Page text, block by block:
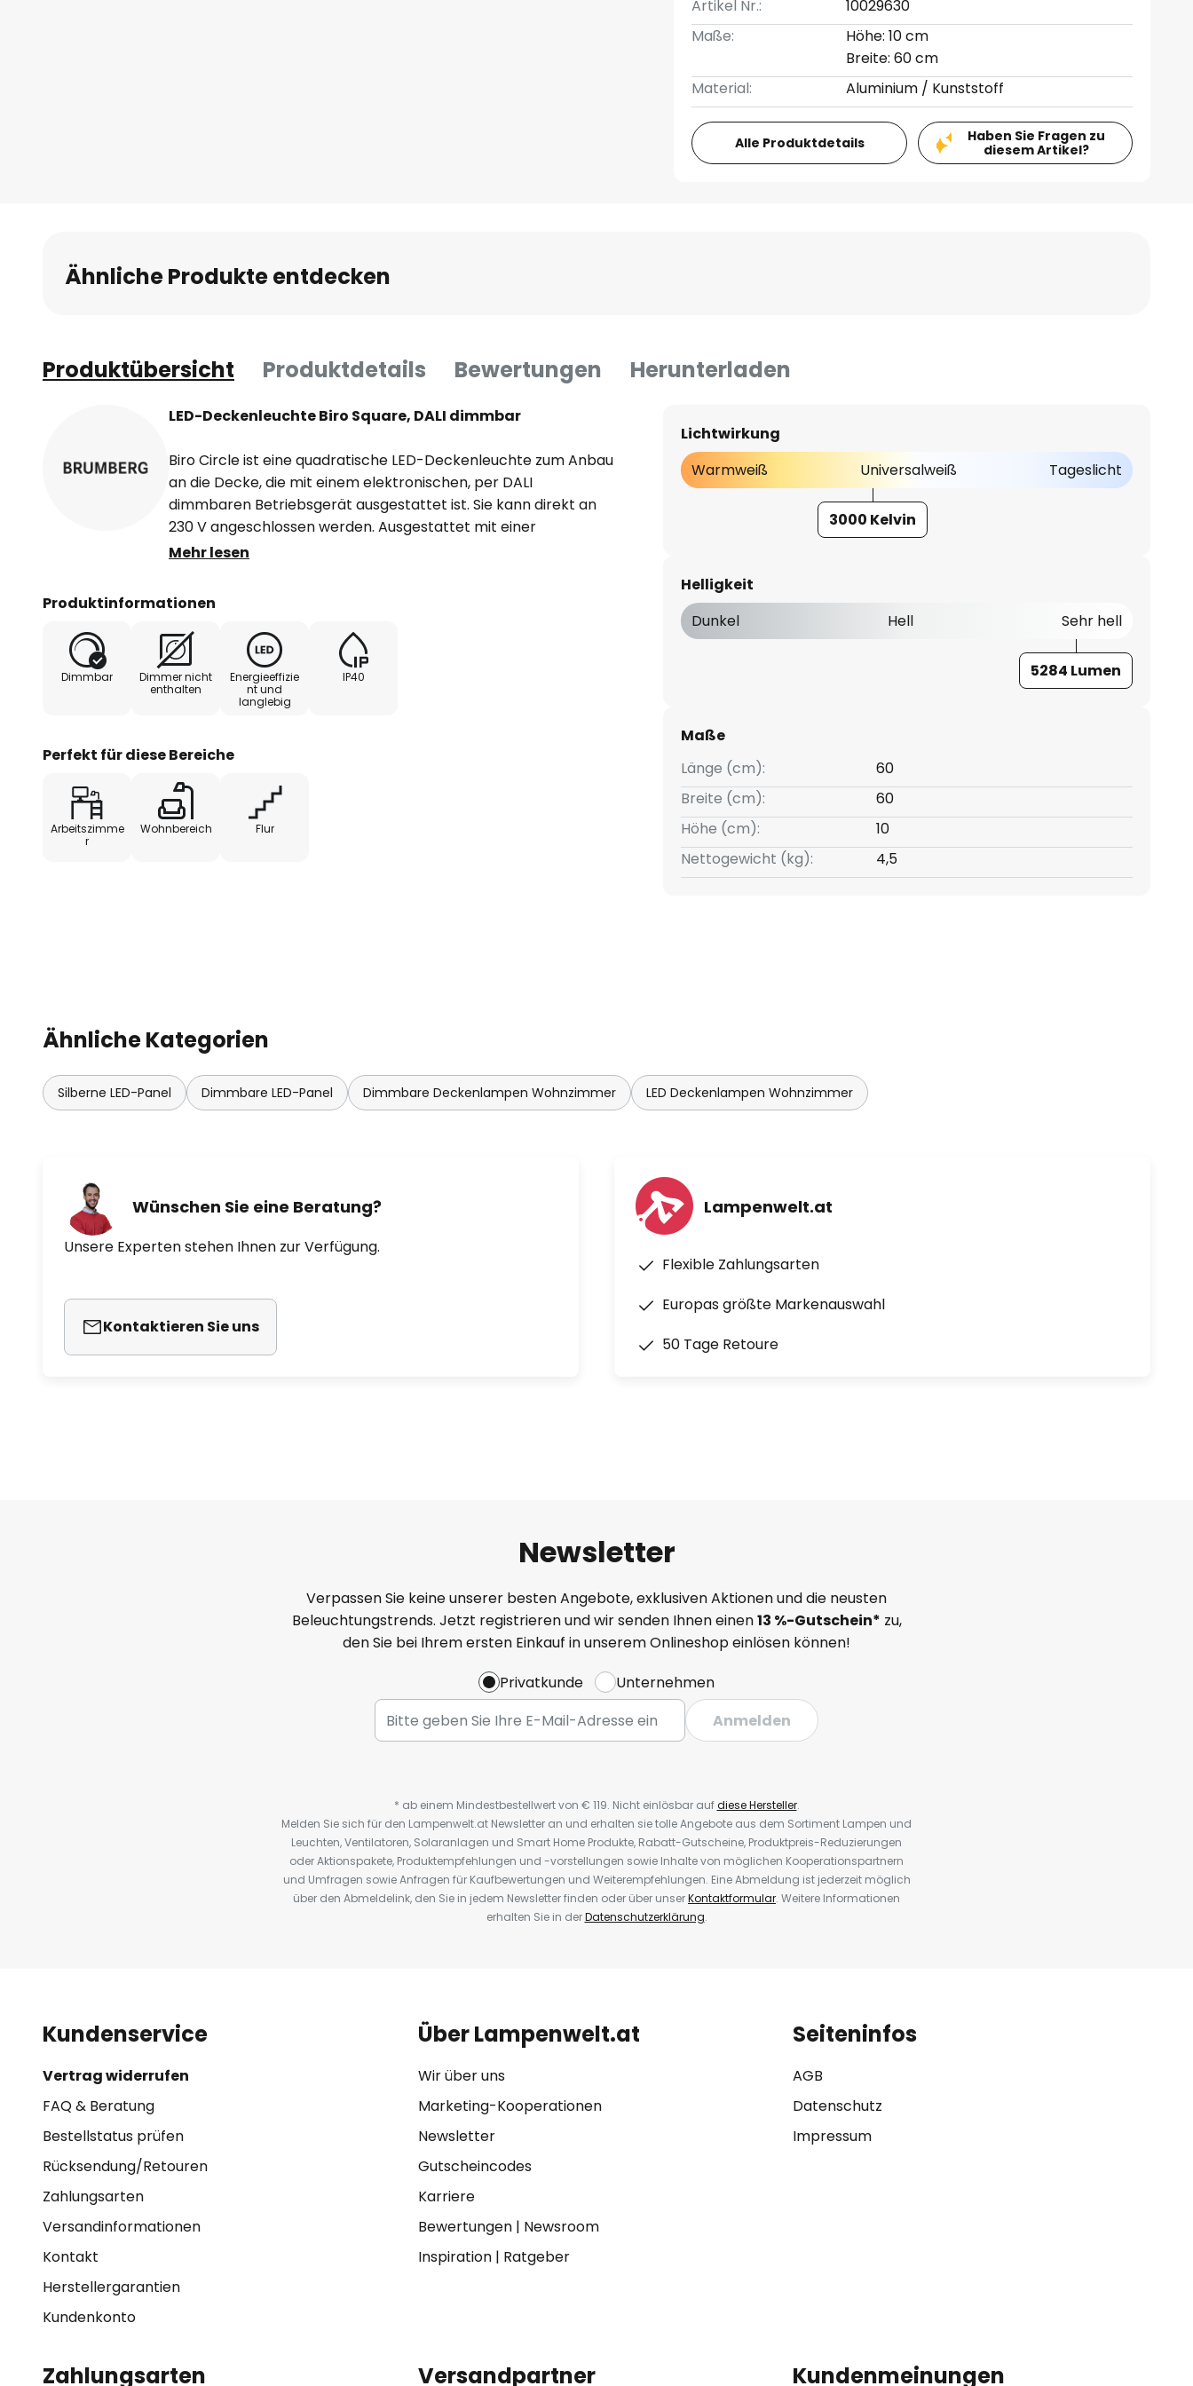
Artikel Nr.:
10029630
Maße:
Höhe: 10 cm
Breite: 60 cm
Material:
Aluminium / Kunststoff
Alle Produktdetails
Haben Sie Fragen zu
diesem Artikel?
Ähnliche Produkte entdecken
Produktübersicht Produktdetails Bewertungen Herunterladen
LED-Deckenleuchte Biro Square, DALI dimmbar
Biro Circle ist eine quadratische LED-Deckenleuchte zum Anbau
an die Decke, die mit einem elektronischen, per DALI
dimmbaren Betriebsgerät ausgestattet ist. Sie kann direkt an
230 V angeschlossen werden. Ausgestattet mit einer
opalweißen Abdeckung aus Kunststoff und mit
Lichtstärkeverteilung wird eine hohe Lichtausbeute und eine
Square eignet sich perfekt zur Beleuchtung von Büros, Fluren,
Konferenzräumen und vielen weiteren Bereichen.
- allgemeiner Farbwiedergabeindex CRI > 80
- Gehäusewerkstoff: Aluminium / Stahl / Kunststoff
- zulässige Umgebungstemperatur (ta): -20 °C - +25 °C
- mit elektronischem Betriebsgerät, DALI dimmbar
Mehr lesen
Produktinformationen
Dimmbar
Dimmer nicht
enthalten
Energieeffizie
nt und
langlebig
IP40
Perfekt für diese Bereiche
Arbeitszimme
r
Wohnbereich Flur
Lichtwirkung
Warmweiß
Universalweiß Tageslicht
3000 Kelvin
Helligkeit
Dunkel
Hell Sehr hell
5284 Lumen
Maße
Länge (cm):
60
Breite (cm):
60
Höhe (cm):
10
Nettogewicht (kg):
4,5
Ähnliche Kategorien
Silberne LED-Panel Dimmbare LED-Panel Dimmbare Deckenlampen Wohnzimmer LED Deckenlampen Wohnzimmer
Wünschen Sie eine Beratung?
Unsere Experten stehen Ihnen zur Verfügung.
Kontaktieren Sie uns
Lampenwelt.at
Flexible Zahlungsarten
Europas größte Markenauswahl
50 Tage Retoure
Newsletter
Verpassen Sie keine unserer besten Angebote, exklusiven Aktionen und die neusten
Beleuchtungstrends. Jetzt registrieren und wir senden Ihnen einen13 %-Gutschein* zu,
den Sie bei Ihrem ersten Einkauf in unserem Onlineshop einlösen können!
Privatkunde
Unternehmen
Anmelden
* ab einem Mindestbestellwert von € 119. Nicht einlösbar aufdiese Hersteller.
Melden Sie sich für den Lampenwelt.at Newsletter an und erhalten sie tolle Angebote aus dem Sortiment Lampen und
Leuchten, Ventilatoren, Solaranlagen und Smart Home Produkte, Rabatt-Gutscheine, Produktpreis-Reduzierungen
oder Aktionspakete, Produktempfehlungen und -vorstellungen sowie Inhalte von möglichen Kooperationspartnern
und Umfragen sowie Anfragen für Kaufbewertungen und Weiterempfehlungen. Eine Abmeldung ist jederzeit möglich
über den Abmeldelink, den Sie in jedem Newsletter finden oder über unserKontaktformular. Weitere Informationen
erhalten Sie in derDatenschutzerklärung.
Kundenservice
Vertrag widerrufen
FAQ & Beratung
Bestellstatus prüfen
Rücksendung/Retouren
Zahlungsarten
Versandinformationen
Kontakt
Herstellergarantien
Kundenkonto
Über Lampenwelt.at
Wir über uns
Marketing-Kooperationen
Newsletter
Gutscheincodes
Karriere
Bewertungen| Newsroom
Inspiration| Ratgeber
Seiteninfos
AGB
Datenschutz
Impressum
Zahlungsarten Versandpartner Kundenmeinungen